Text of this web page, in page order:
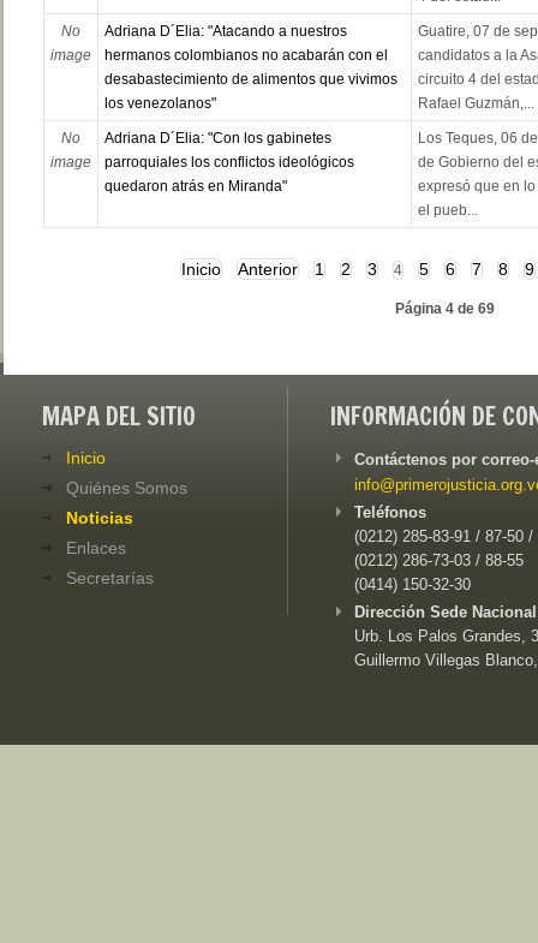
No
image
Adriana D´Elia: "Atacando a nuestros
hermanos colombianos no acabarán con el
desabastecimiento de alimentos que vivimos
los venezolanos"
Guatire, 07 de
candidatos a la
circuito 4 del
Rafael Guzmán,...
No
image
Adriana D´Elia: "Con los gabinetes
parroquiales los conflictos ideológicos
quedaron atrás en Miranda"
Los Teques, 06
de Gobierno del
expresó que en
el pueb...
Inicio Anterior 1 2 3 4 5 6 7 8 9
Página 4 de 69
MAPA DEL SITIO
Inicio
Quiénes Somos
Noticias
Enlaces
Secretarías
INFORMACIÓN DE
Contáctenos por
Teléfonos
(0212) 285-83-91 / 87-50 /
(0212) 286-73-03 / 88-55
(0414) 150-32-30
Dirección Sede
Urb. Los Palos Grandes,
Guillermo Villegas